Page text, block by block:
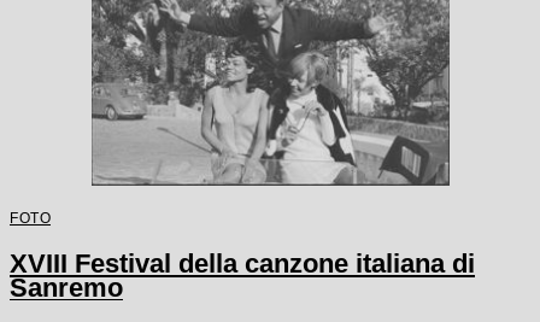
FOTO
XVIII Festival della canzone italiana di
Sanremo